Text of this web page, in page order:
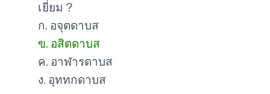
เยี่ยม ?
ก. อจุตดาบส
ข. อสิตดาบส
ค. อาฬารดาบส
ง. อุททกดาบส